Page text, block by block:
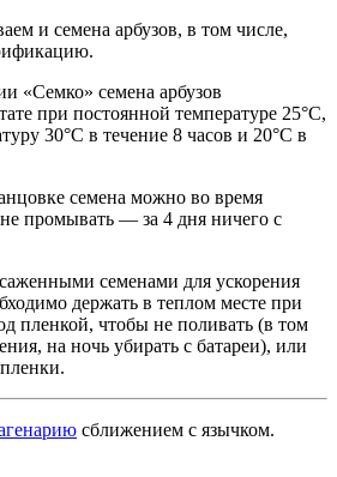
и семена арбузов, в том числе,
«Семко» семена арбузов
при постоянной температуре 25°C,
30°C в течение 8 часов и 20°C в
семена можно во время
промывать — за 4 дня ничего с
семенами для ускорения
держать в теплом месте при
пленкой, чтобы не поливать (в том
на ночь убирать с батареи), или
сближением с язычком.